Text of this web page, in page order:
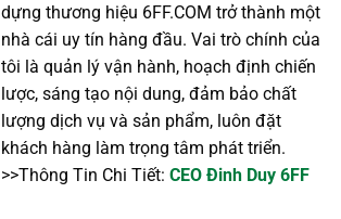
dựng thương hiệu 6FF.COM trở thành một
nhà cái uy tín hàng đầu. Vai trò chính của
tôi là quản lý vận hành, hoạch định chiến
lược, sáng tạo nội dung, đảm bảo chất
lượng dịch vụ và sản phẩm, luôn đặt
khách hàng làm trọng tâm phát triển.
>>Thông Tin Chi Tiết: CEO Đinh Duy 6FF